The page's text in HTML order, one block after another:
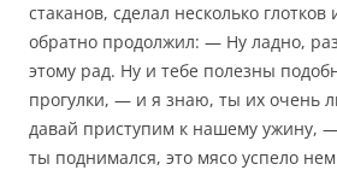
стаканов, сделал несколько глотков
обратно продолжил: — Ну ладно,
этому рад. Ну и тебе полезны
прогулки, — и я знаю, ты их очень
давай приступим к нашему ужину,
ты поднимался, это мясо успело